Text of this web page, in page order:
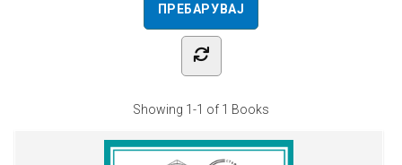
Showing 1-1 of 1 Books